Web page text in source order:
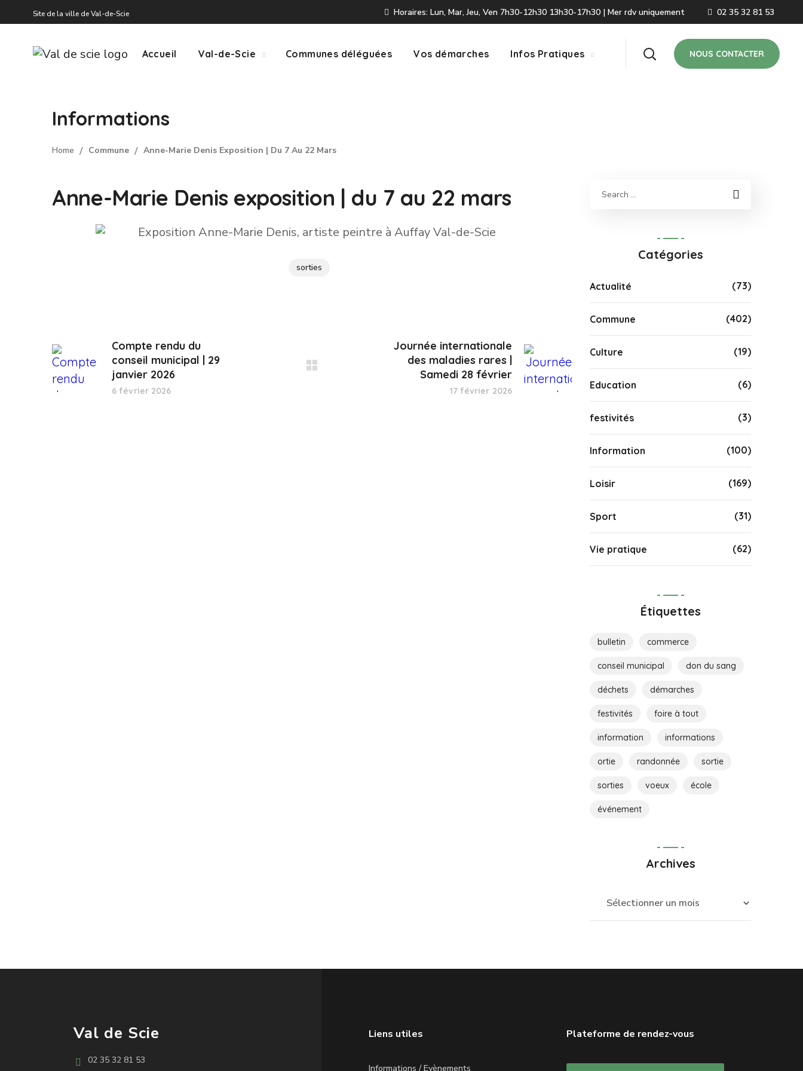
Site de la ville de Val-de-Scie Horaires: Lun, Mar, Jeu, Ven 7h30-12h30 13h30-17h30 | Mer rdv uniquement 02 35 32 81 53
Accueil Val-de-Scie Communes déléguées Vos démarches Infos Pratiques NOUS CONTACTER
Informations
Home Commune Anne-Marie Denis Exposition | Du 7 Au 22 Mars
Anne-Marie Denis exposition | du 7 au 22 mars
sorties
Compte rendu du
conseil municipal | 29
janvier 2026
6 février 2026
Journée internationale
des maladies rares |
Samedi 28 février
17 février 2026
Catégories
Actualité (73)
Commune (402)
Culture (19)
Education (6)
festivités (3)
Information (100)
Loisir (169)
Sport (31)
Vie pratique (62)
Étiquettes
bulletin commerce
conseil municipal don du sang
déchets démarches
festivités foire à tout
information informations
ortie randonnée sortie
sorties voeux école
événement
Archives
Val de Scie
02 35 32 81 53
Liens utiles
Informations / Evènements
Plateforme de rendez-vous